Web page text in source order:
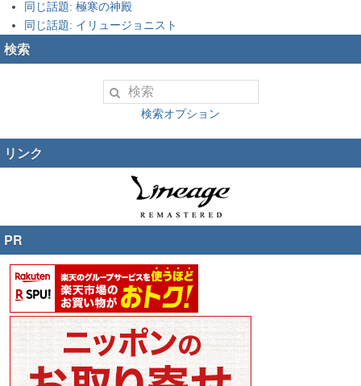
同じ話題: 極寒の神殿
同じ話題: イリュージョニスト
検索
検索オプション
リンク
PR